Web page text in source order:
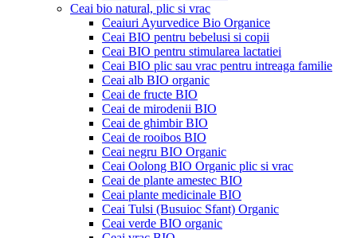
Ceai bio natural, plic si vrac
Ceaiuri Ayurvedice Bio Organice
Ceai BIO pentru bebelusi si copii
Ceai BIO pentru stimularea lactatiei
Ceai BIO plic sau vrac pentru intreaga familie
Ceai alb BIO organic
Ceai de fructe BIO
Ceai de mirodenii BIO
Ceai de ghimbir BIO
Ceai de rooibos BIO
Ceai negru BIO Organic
Ceai Oolong BIO Organic plic si vrac
Ceai de plante amestec BIO
Ceai plante medicinale BIO
Ceai Tulsi (Busuioc Sfant) Organic
Ceai verde BIO organic